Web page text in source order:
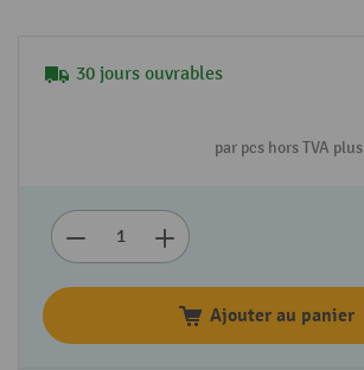
30 jours ouvrables
par pcs hors TVA plus
Ajouter au panier